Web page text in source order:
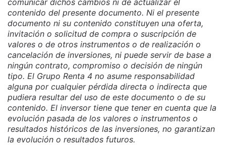
contenido del presente documento. Ni el presente
documento ni su contenido constituyen una oferta,
invitación o solicitud de compra o suscripción de
valores o de otros instrumentos o de realización o
cancelación de inversiones, ni puede servir de base a
ningún contrato, compromiso o decisión de ningún
tipo. El Grupo Renta 4 no asume responsabilidad
alguna por cualquier pérdida directa o indirecta que
pudiera resultar del uso de este documento o de su
contenido. El inversor tiene que tener en cuenta que la
evolución pasada de los valores o instrumentos o
resultados históricos de las inversiones, no garantizan
la evolución o resultados futuros.